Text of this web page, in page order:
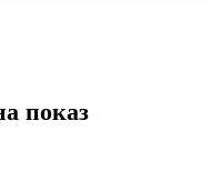
показ